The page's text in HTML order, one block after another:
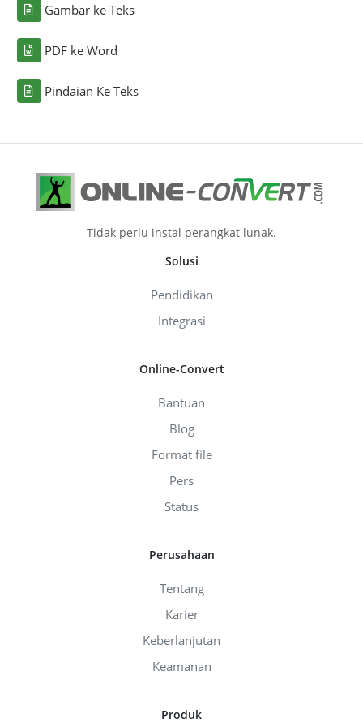
Gambar ke Teks
PDF ke Word
Pindaian Ke Teks
Tidak perlu instal perangkat lunak.
Solusi
Pendidikan
Integrasi
Online-Convert
Bantuan
Blog
Format file
Pers
Status
Perusahaan
Tentang
Karier
Keberlanjutan
Keamanan
Produk